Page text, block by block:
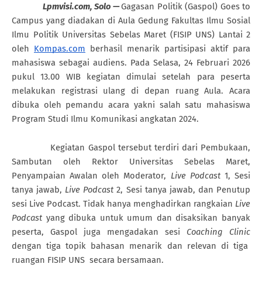
Lpmvisi.com, Solo —Gagasan Politik (Gaspol) Goes to
Campus yang diadakan di Aula Gedung Fakultas Ilmu Sosial
Ilmu Politik Universitas Sebelas Maret (FISIP UNS) Lantai 2
oleh Kompas.com berhasil menarik partisipasi aktif para
mahasiswa sebagai audiens. Pada Selasa, 24 Februari 2026
pukul 13.00 WIB kegiatan dimulai setelah para peserta
melakukan registrasi ulang di depan ruang Aula. Acara
dibuka oleh pemandu acara yakni salah satu mahasiswa
Program Studi Ilmu Komunikasi angkatan 2024.
Kegiatan Gaspol tersebut terdiri dari Pembukaan,
Sambutan oleh Rektor Universitas Sebelas Maret,
Penyampaian Awalan oleh Moderator, Live Podcast1, Sesi
tanya jawab, Live Podcast 2, Sesi tanya jawab, dan Penutup
sesi Live Podcast. Tidak hanya menghadirkan rangkaian Live
Podcast yang dibuka untuk umum dan disaksikan banyak
peserta, Gaspol juga mengadakan sesi Coaching Clinic
dengan tiga topik bahasan menarik dan relevan di tiga
ruangan FISIP UNS secara bersamaan.